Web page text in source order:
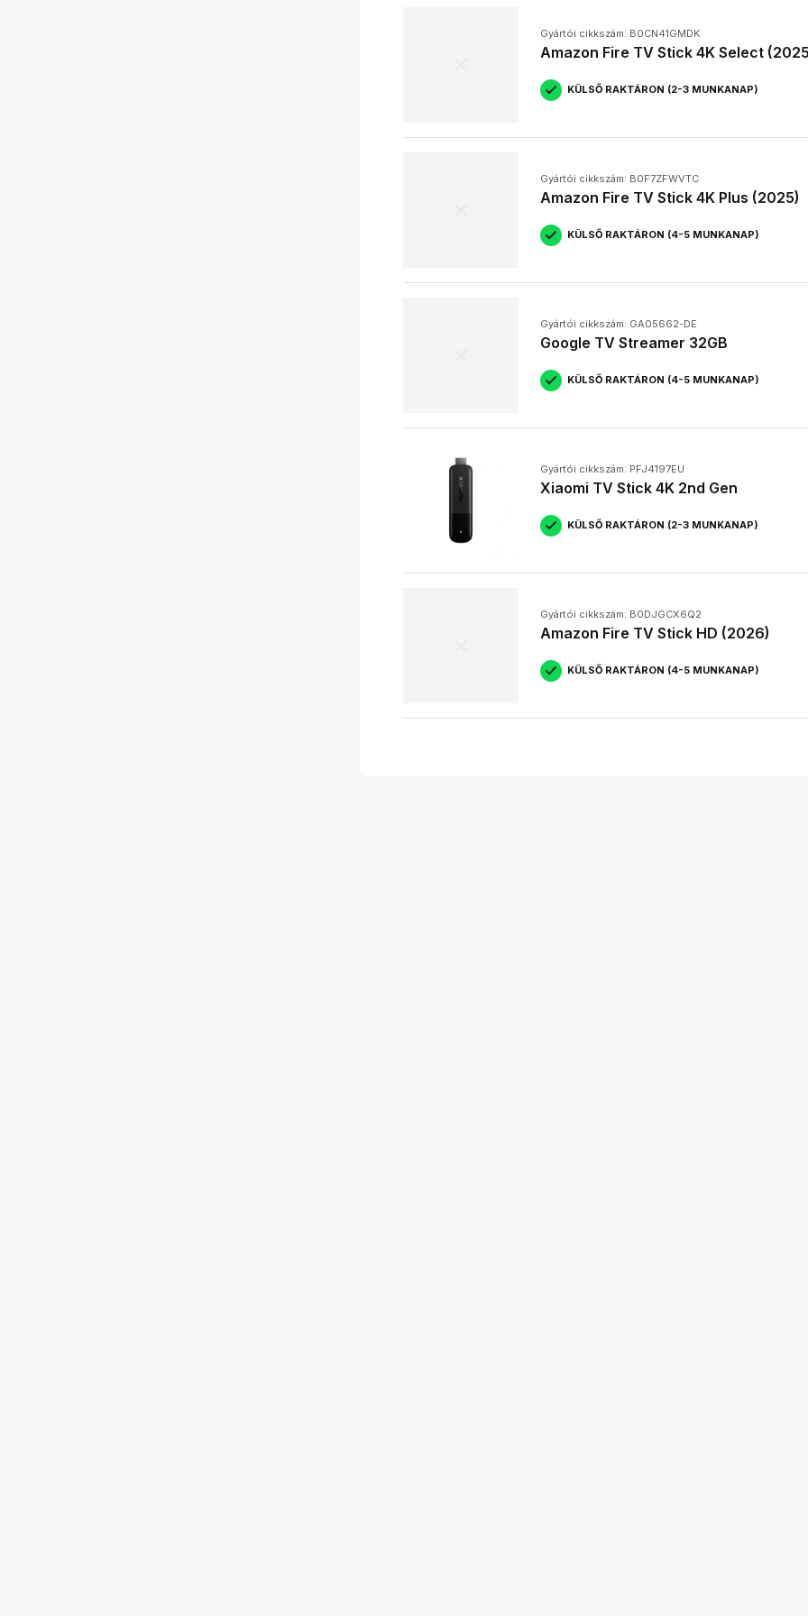
A stabil és gyors internetkapcsolat elengedhetetlen a
sebesség ajánlott a HD, és Mbps a K tartalmakhoz.
Ez a set top box típusától függ, de általában a
Max, Disney+, Amazon Prime Video), videómegosztók (pl.
Gyártói cikkszám: B0CN41GMDK
Amazon Fire TV Stick 4K Select
KÜLSŐ RAKTÁRON (2-3 MUNKANAP)
Gyártói cikkszám: B0F7ZFWVTC
Amazon Fire TV Stick 4K Plus (2025)
KÜLSŐ RAKTÁRON (4-5 MUNKANAP)
Gyártói cikkszám: GA05662-DE
Google TV Streamer 32GB
KÜLSŐ RAKTÁRON (4-5 MUNKANAP)
Gyártói cikkszám: PFJ4197EU
Xiaomi TV Stick 4K 2nd Gen
KÜLSŐ RAKTÁRON (2-3 MUNKANAP)
Gyártói cikkszám: B0DJGCX6Q2
Amazon Fire TV Stick HD (2026)
KÜLSŐ RAKTÁRON (4-5 MUNKANAP)